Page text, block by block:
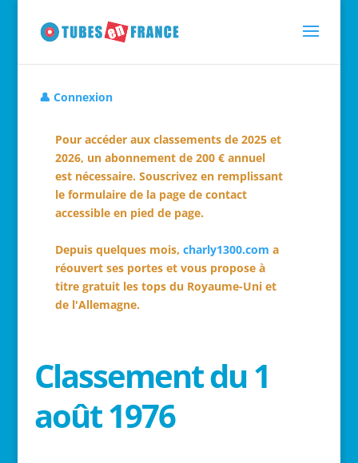
👤 Connexion
Pour accéder aux classements de 2025 et
2026, un abonnement de 200 € annuel
est nécessaire. Souscrivez en remplissant
le formulaire de la page de contact
accessible en pied de page.
Depuis quelques mois, charly1300.com a
réouvert ses portes et vous propose à
titre gratuit les tops du Royaume-Uni et
de l'Allemagne.
Classement du 1
août 1976